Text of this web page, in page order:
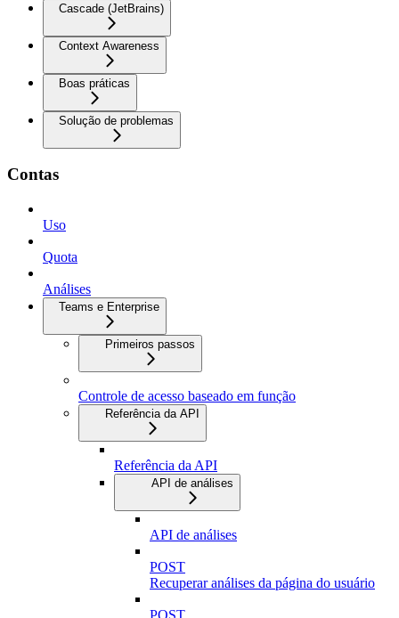
Cascade (JetBrains)
Context Awareness
Boas práticas
Solução de problemas
Contas
Uso
Quota
Análises
Teams e Enterprise
Primeiros passos
Controle de acesso baseado em função
Referência da API
Referência da API
API de análises
API de análises
POST
Recuperar análises da página do usuário
POST